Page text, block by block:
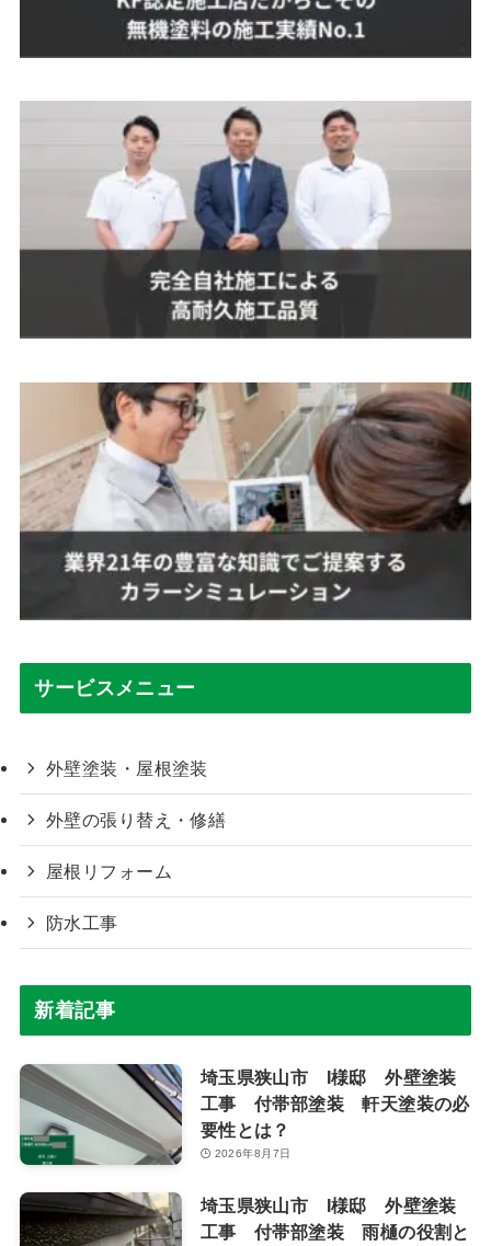
サービスメニュー
外壁塗装・屋根塗装
外壁の張り替え・修繕
屋根リフォーム
防水工事
新着記事
埼玉県狭山市 I様邸 外壁塗装
工事 付帯部塗装 軒天塗装の必
要性とは？
2026年8月7日
埼玉県狭山市 I様邸 外壁塗装
工事 付帯部塗装 雨樋の役割と